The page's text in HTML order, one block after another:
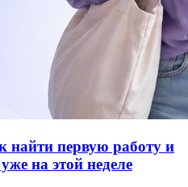
найти первую работу и
на этой неделе